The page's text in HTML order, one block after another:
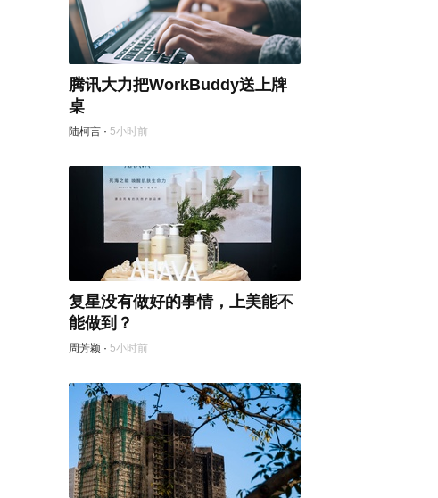
腾讯大力把WorkBuddy送上牌
桌
陆柯言 · 5小时前
复星没有做好的事情，上美能不
能做到？
周芳颖 · 5小时前